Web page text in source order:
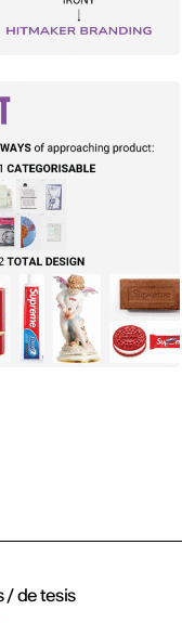
/ de tesis